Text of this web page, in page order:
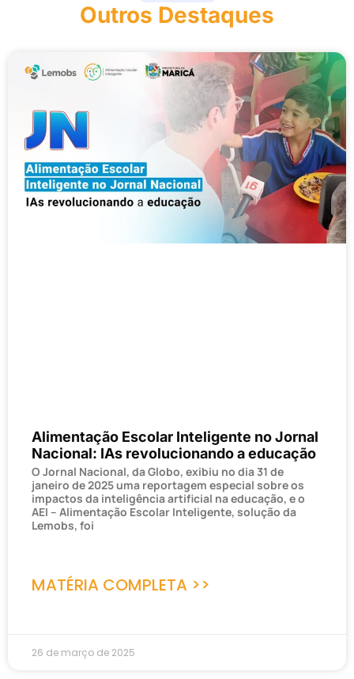
Outros Destaques
Alimentação Escolar Inteligente no Jornal
Nacional: IAs revolucionando a educação
O Jornal Nacional, da Globo, exibiu no dia 31 de
janeiro de 2025 uma reportagem especial sobre os
impactos da inteligência artificial na educação, e o
AEI – Alimentação Escolar Inteligente, solução da
Lemobs, foi
MATÉRIA COMPLETA >>
26 de março de 2025